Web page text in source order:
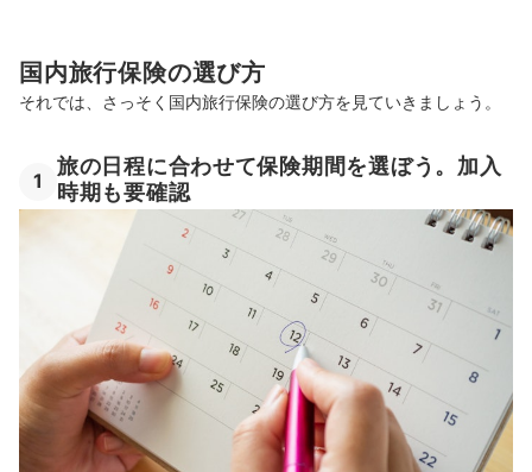
国内旅行保険の選び方
それでは、さっそく国内旅行保険の選び方を見ていきましょう。
1
旅の日程に合わせて保険期間を選ぼう。加入
時期も要確認